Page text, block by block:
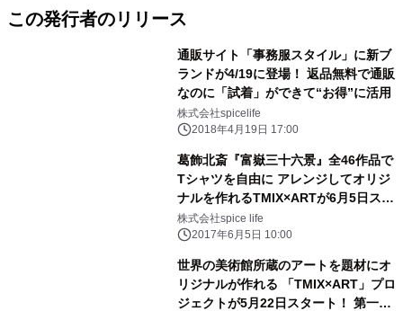
この発行者のリリース
通販サイト「事務服スタイル」に新ブ
ランドが4/19に登場！ 返品無料で通販
なのに「試着」ができて“お得”に活用
株式会社spicelife
2018年4月19日 17:00
葛飾北斎『富嶽三十六景』全46作品で
Tシャツを自由に アレンジしてオリジ
ナルを作れるTMIX×ARTが6月5日スタ
ート
株式会社spice life
2017年6月5日 10:00
世界の美術館所蔵のアートを題材にオ
リジナルが作れる 「TMIX×ART」プロ
ジェクトが5月22日スタート！ 第一弾